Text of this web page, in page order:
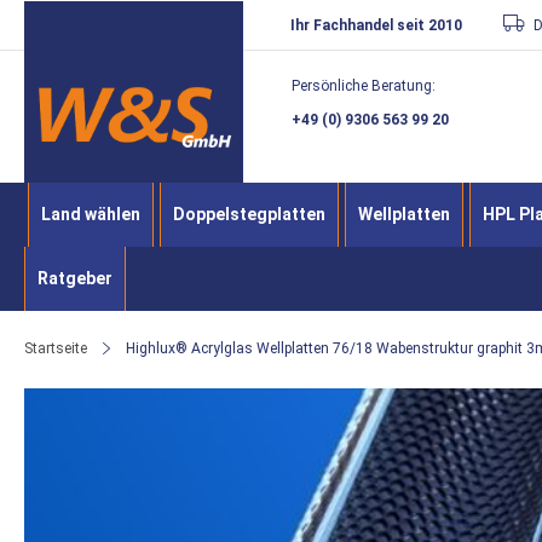
Direkt
zum
Inhalt
Ihr Fachhandel seit 2010
Persönliche Beratung:
+49 (0) 9306 563 99 20
Land wählen Doppelstegplatten Wellplatten HPL
Ratgeber
Startseite Highlux® Acrylglas Wellplatten 76/18 Wabenstruktur graphit